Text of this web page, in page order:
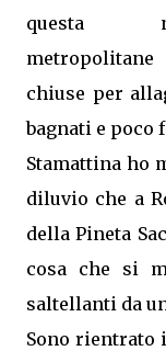
questa
metropolitane
chiuse per
bagnati e poco
Stamattina ho
diluvio che a
della Pineta
cosa che si
saltellanti da
Sono rientrato